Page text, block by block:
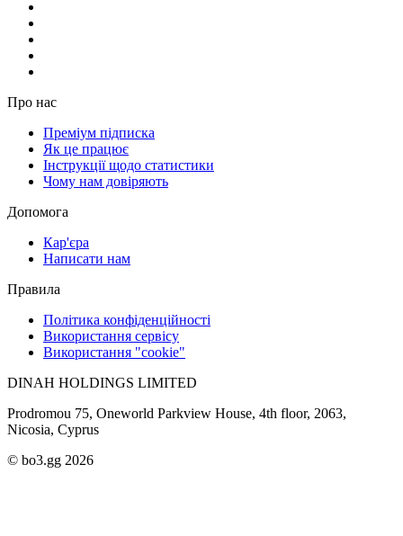
Про нас
Преміум підписка
Як це працює
Інструкції щодо статистики
Чому нам довіряють
Допомога
Кар'єра
Написати нам
Правила
Політика конфіденційності
Використання сервісу
Використання "cookie"
DINAH HOLDINGS LIMITED
Prodromou 75, Oneworld Parkview House, 4th floor, 2063,
Nicosia, Cyprus
© bo3.gg 2026